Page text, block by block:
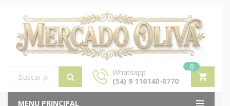
Products
search
Whatsapp
(54) 9 116140-0770
0
MENU PRINCIPAL